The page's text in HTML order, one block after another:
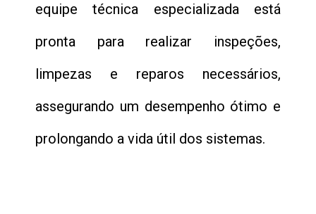
equipe técnica especializada está
pronta para realizar inspeções,
limpezas e reparos necessários,
assegurando um desempenho ótimo e
prolongando a vida útil dos sistemas.